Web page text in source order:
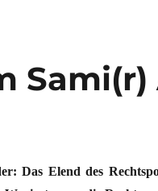
Sami(r)
Das Elend des